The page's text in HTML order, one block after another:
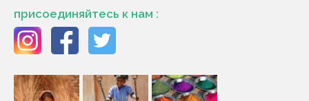
присоединяйтесь к нам :